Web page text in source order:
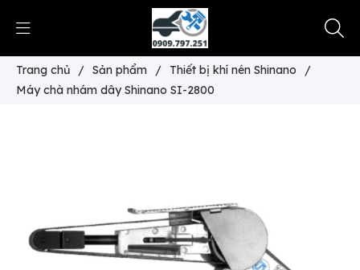
Trang chủ / Sản phẩm / Thiết bị khí nén Shinano
/
Máy chà nhám dây Shinano SI-2800